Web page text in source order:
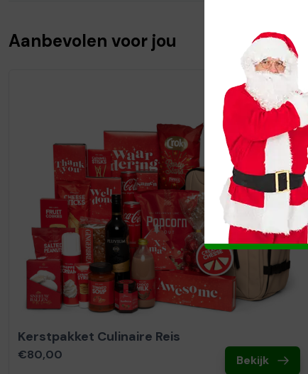
Aanbevolen voor jou
Kerstpakket Culinaire Reis
€80,00 Bekijk